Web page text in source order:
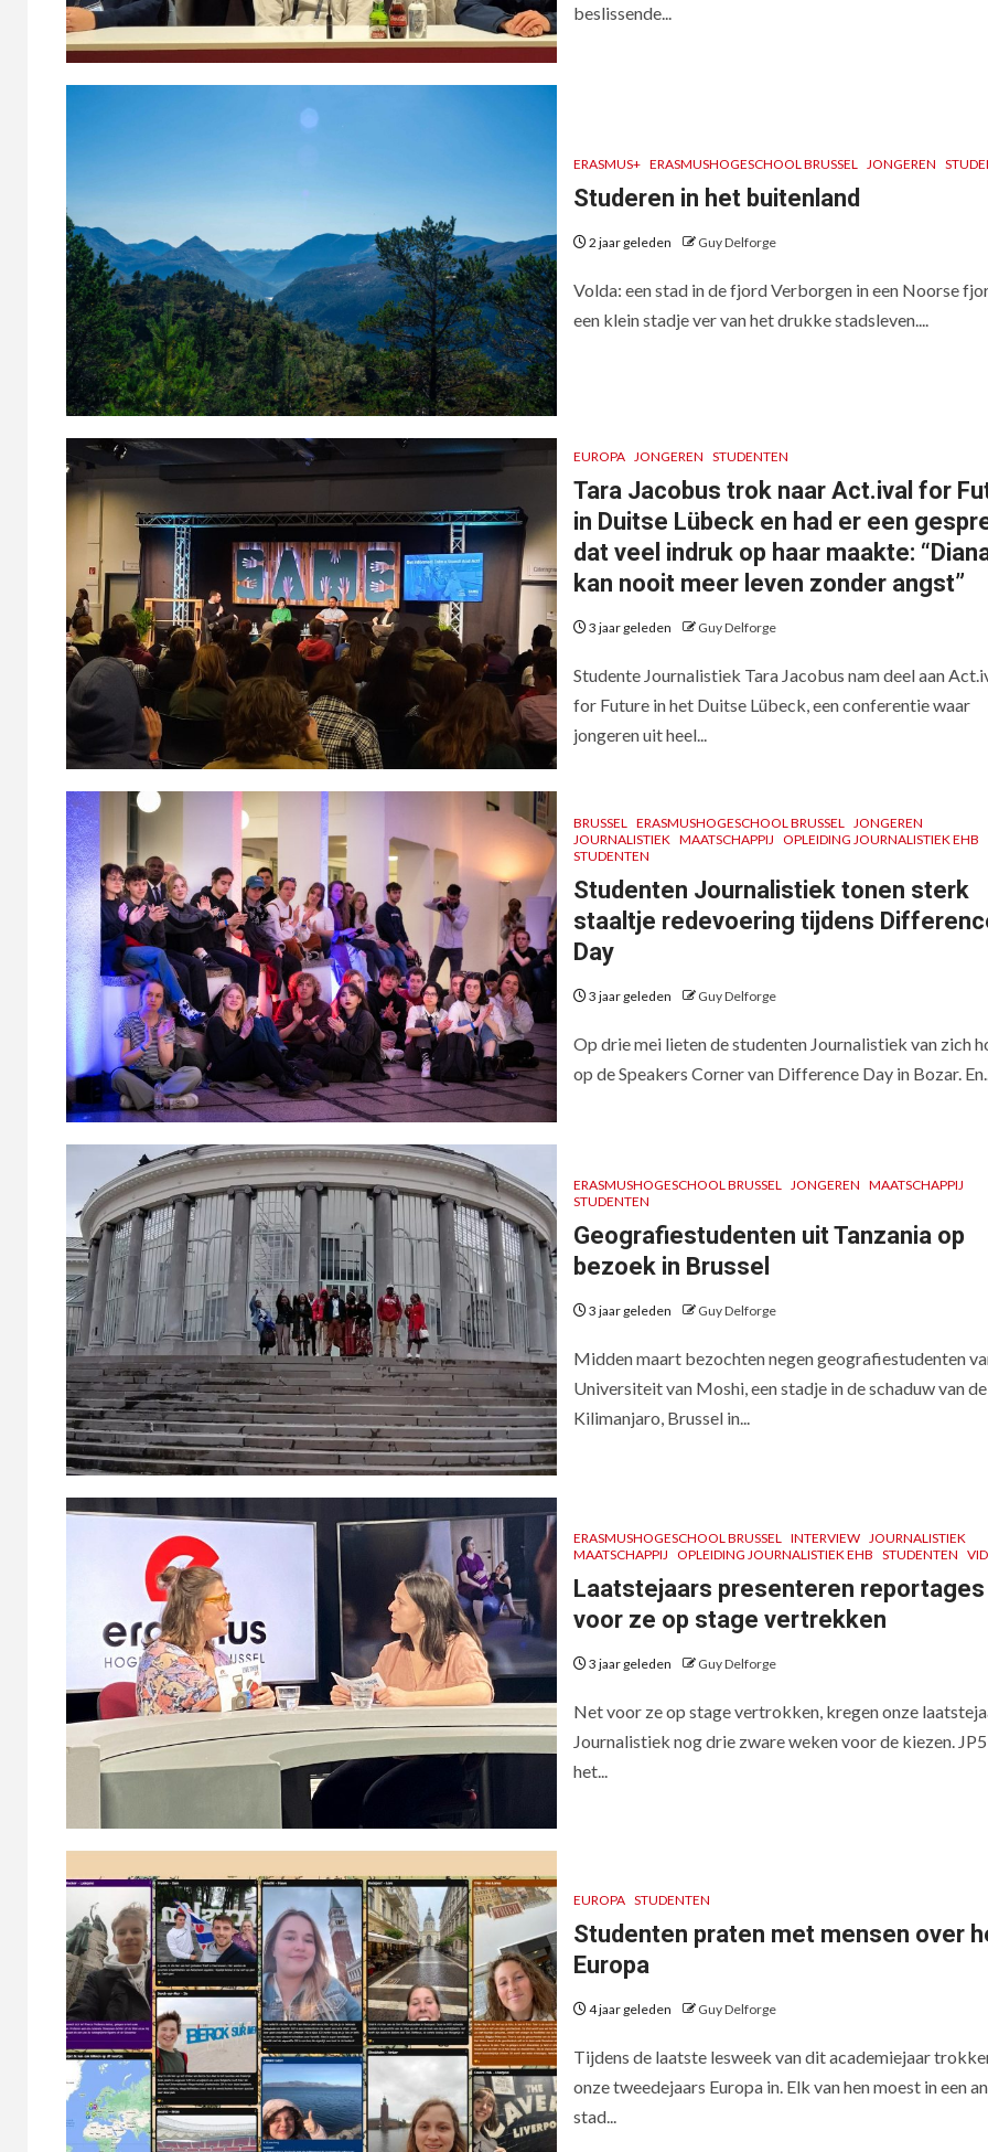
beslissende...
ERASMUS+ ERASMUSHOGESCHOOL BRUSSEL JONGEREN
Studeren in het buitenland
2 jaar geleden Guy Delforge
Volda: een stad in de fjord Verborgen in een Noorse
een klein stadje ver van het drukke stadsleven....
EUROPA JONGEREN STUDENTEN
Tara Jacobus trok naar Act.ival for
in Duitse Lübeck en had er een
dat veel indruk op haar maakte:
kan nooit meer leven zonder angst”
3 jaar geleden Guy Delforge
Studente Journalistiek Tara Jacobus nam deel aan
for Future in het Duitse Lübeck, een conferentie waar
jongeren uit heel...
BRUSSEL ERASMUSHOGESCHOOL BRUSSEL JONGEREN
JOURNALISTIEK MAATSCHAPPIJ OPLEIDING JOURNALISTIEK EHB
STUDENTEN
Studenten Journalistiek tonen sterk
staaltje redevoering tijdens
Day
3 jaar geleden Guy Delforge
Op drie mei lieten de studenten Journalistiek van zich
op de Speakers Corner van Difference Day in Bozar.
ERASMUSHOGESCHOOL BRUSSEL JONGEREN MAATSCHAPPIJ
STUDENTEN
Geografiestudenten uit Tanzania op
bezoek in Brussel
3 jaar geleden Guy Delforge
Midden maart bezochten negen geografiestudenten
Universiteit van Moshi, een stadje in de schaduw van de
Kilimanjaro, Brussel in...
ERASMUSHOGESCHOOL BRUSSEL INTERVIEW JOURNALISTIEK
MAATSCHAPPIJ OPLEIDING JOURNALISTIEK EHB STUDENTEN
Laatstejaars presenteren
voor ze op stage vertrekken
3 jaar geleden Guy Delforge
Net voor ze op stage vertrokken, kregen onze
Journalistiek nog drie zware weken voor de kiezen.
het...
EUROPA STUDENTEN
Studenten praten met mensen over
Europa
4 jaar geleden Guy Delforge
Tijdens de laatste lesweek van dit academiejaar
onze tweedejaars Europa in. Elk van hen moest in een
stad...